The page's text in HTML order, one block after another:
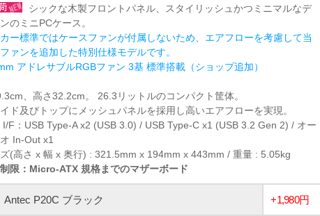
シックな木製フロントパネル、スタイリッシュかつミニマルなデ
のミニPCケース。
カー標準ではケースファンが付属しないため、エアフローを考慮して当
ァンを追加した特別仕様モデルです。
アドレサブルRGBファン 3基 標準搭載（ショップ追加）
、高さ32.2cm。 26.3リットルのコンパクト筐体。
ド及びトップにメッシュパネルを採用し高いエアフローを実現。
I/F：USB Type-A x2 (USB 3.0) / USB Type-C x1 (USB 3.2 Gen 2) / オー
In-Out x1
(高さ x 幅 x 奥行) : 321.5mm x 194mm x 443mm / 重量 : 5.05kg
限：Micro-ATX 規格までのマザーボード
Antec P20C ブラック +1,980円